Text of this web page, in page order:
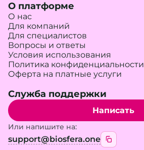
О платформе
О нас
Для компаний
Для специалистов
Вопросы и ответы
Условия использования
Политика конфиденциальности
Оферта на платные услуги
Служба поддержки
Написать
Или напишите на:
support@biosfera.one